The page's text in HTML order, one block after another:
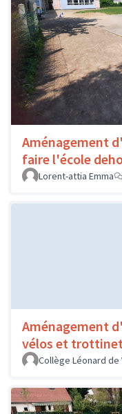
Aménagement
faire l'école
Lorent-attia Emma
Aménagement
vélos et
Collège Léonard de